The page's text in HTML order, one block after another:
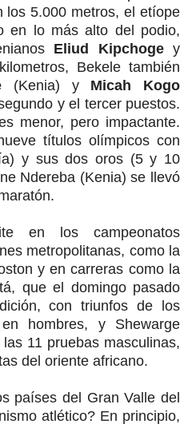
los 5.000 metros, el etíope
en lo más alto del podio,
Eliud Kipchogey
Bekele también
(Kenia) y Micah Kogo
y el tercer puestos.
menor, pero impactante.
títulos olímpicos con
y sus dos oros (5 y 10
Ndereba (Kenia) se llevó
en los campeonatos
metropolitanas, como la
y en carreras como la
que el domingo pasado
con triunfos de los
hombres, y Shewarge
11 pruebas masculinas,
del oriente africano.
países del Gran Valle del
atlético? En principio,